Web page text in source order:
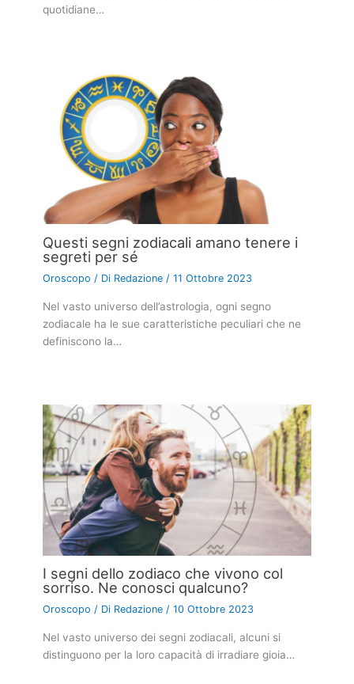
quotidiane…
Questi segni zodiacali amano tenere i
segreti per sé
Oroscopo / Di Redazione /11 Ottobre 2023
Nel vasto universo dell’astrologia, ogni segno
zodiacale ha le sue caratteristiche peculiari che ne
definiscono la…
I segni dello zodiaco che vivono col
sorriso. Ne conosci qualcuno?
Oroscopo / Di Redazione/10 Ottobre 2023
Nel vasto universo dei segni zodiacali, alcuni si
distinguono per la loro capacità di irradiare gioia…